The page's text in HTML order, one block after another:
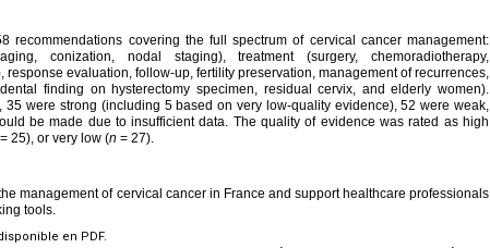
recommendations covering the full spectrum of cervical cancer management:
conization, nodal staging), treatment (surgery, chemoradiotherapy,
response evaluation, follow-up, fertility preservation, management of recurrences,
finding on hysterectomy specimen, residual cervix, and elderly women).
35 were strong (including 5 based on very low-quality evidence), 52 were weak,
be made due to insufficient data. The quality of evidence was rated as high
= 25), or very low (n = 27).
management of cervical cancer in France and support healthcare professionals
tools.
en PDF.